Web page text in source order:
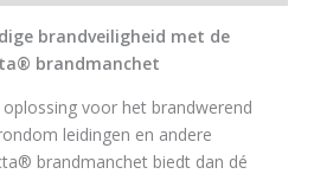
brandveiligheid met de
brandmanchet
voor het brandwerend
leidingen en andere
brandmanchet biedt dan dé